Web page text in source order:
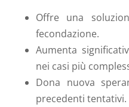
Offre una
fecondazione.
Aumenta
nei casi più
Dona nuova
precedenti tentativi.